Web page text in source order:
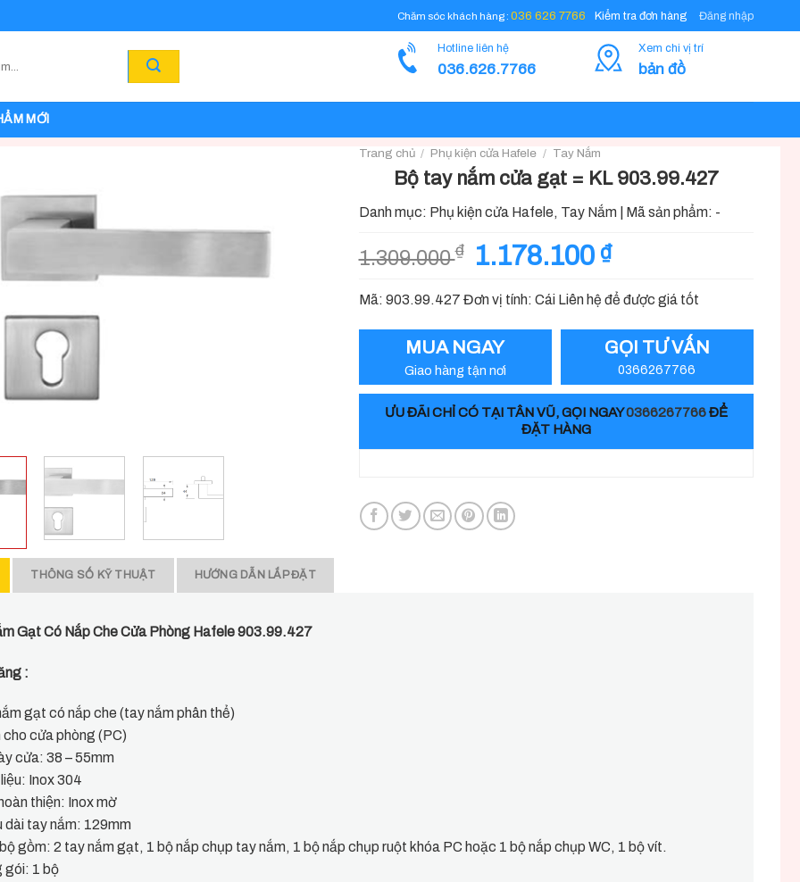
Chăm sóc khách hàng : 036 626 7766 Kiểm tra đơn hàng Đăng nhập
Hotline liên hệ
036.626.7766
Xem chi vị trí
bản đồ
MỚI
Trang chủ / Phụ kiện cửa Hafele / Tay Nắm
Bộ tay nắm cửa gạt = KL 903.99.427
Danh mục: Phụ kiện cửa Hafele, Tay Nắm Mã sản phẩm: -
1.309.000₫
Giá
gốc
là:
1.309.000 ₫.
1.178.100 ₫Giá
tại
1.178.100 ₫.
Mã: 903.99.427 Đơn vị tính: Cái Liên hệ để được giá tốt
MUA NGAY
Giao hàng tận nơi
GỌI TƯ VẤN
0366267766
ƯU ĐÃI CHỈ CÓ TẠI TÂN VŨ, GỌI NGAY0366267766ĐỂ
ĐẶT HÀNG
THÔNG SỐ KỸ THUẬT HƯỚNG DẪN LẮP ĐẶT
Gạt Có Nắp Che Cửa Phòng Hafele 903.99.427
:
gạt có nắp che (tay nắm phân thể)
cho cửa phòng (PC)
cửa: 38 – 55mm
Inox 304
thiện: Inox mờ
dài tay nắm: 129mm
gồm: 2 tay nắm gạt, 1 bộ nắp chụp tay nắm, 1 bộ nắp chụp ruột khóa PC hoặc 1 bộ nắp chụp WC, 1 bộ vít.
gói: 1 bộ